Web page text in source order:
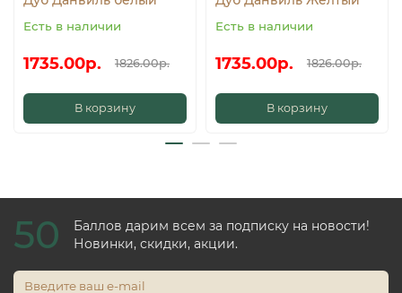
Есть в наличии
1735.00р. 1826.00р.
В корзину
Есть в наличии
1735.00р. 1826.00р.
В корзину
50
Баллов дарим всем за подписку на новости!
Новинки, скидки, акции.